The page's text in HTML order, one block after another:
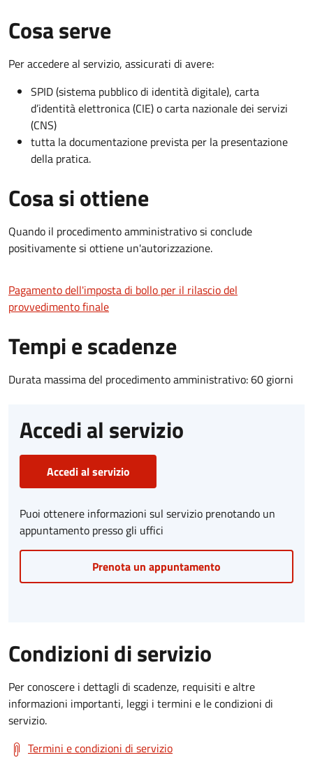
Cosa serve
Per accedere al servizio, assicurati di avere:
SPID (sistema pubblico di identità digitale), carta
d’identità elettronica (CIE) o carta nazionale dei servizi
(CNS)
tutta la documentazione prevista per la presentazione
della pratica.
Cosa si ottiene
Quando il procedimento amministrativo si conclude
positivamente si ottiene un'autorizzazione.
Pagamento dell'imposta di bollo per il rilascio del
provvedimento finale
Tempi e scadenze
Durata massima del procedimento amministrativo: 60 giorni
Accedi al servizio
Accedi al servizio
Puoi ottenere informazioni sul servizio prenotando un
appuntamento presso gli uffici
Prenota un appuntamento
Condizioni di servizio
Per conoscere i dettagli di scadenze, requisiti e altre
informazioni importanti, leggi i termini e le condizioni di
servizio.
Termini e condizioni di servizio